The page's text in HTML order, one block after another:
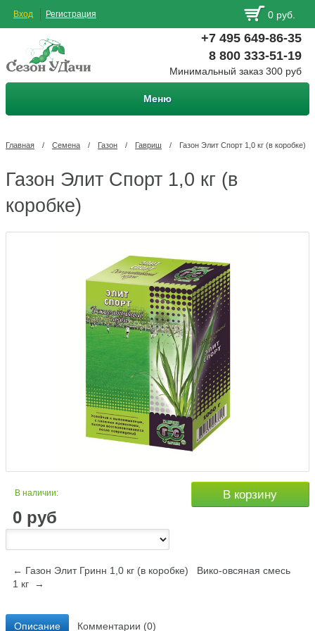
Вход Регистрация 0 руб.
+7 495 649-86-35
8 800 333-51-19
Минимальный заказ 300 руб
Меню
Главная / Семена / Газон / Гавриш / Газон Элит Спорт 1,0 кг (в коробке)
Газон Элит Спорт 1,0 кг (в
коробке)
В наличии:
0 руб
В корзину
← Газон Элит Гринн 1,0 кг (в коробке)
Вико-овсяная смесь
1 кг →
Описание Комментарии (0)